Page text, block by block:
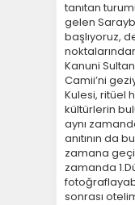
tanıtan
gelen
başlıyoruz,
Kanuni
Camii’ni
Kulesi, ritüel
kültürlerin
aynı
anıtının da
zamana
zamanda
sonrası